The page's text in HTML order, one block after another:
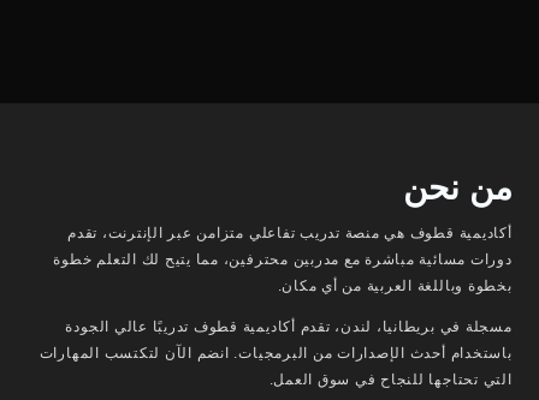
من نحن
أكاديمية قطوف هي منصة تدريب تفاعلي متزامن عبر الإنترنت، تقدم
دورات مسائية مباشرة مع مدربين محترفين، مما يتيح لك التعلم خطوة
بخطوة وباللغة العربية من أي مكان.
مسجلة في بريطانيا، لندن، تقدم أكاديمية قطوف تدريبًا عالي الجودة
باستخدام أحدث الإصدارات من البرمجيات. انضم الآن لتكتسب المهارات
التي تحتاجها للنجاح في سوق العمل.